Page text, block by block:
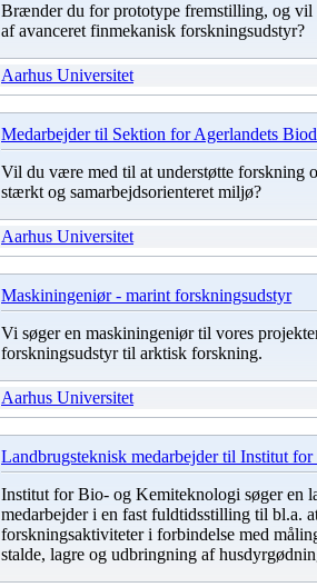
Brænder du for prototype fremstilling, og
af avanceret finmekanisk forskningsudstyr?
Aarhus Universitet
Medarbejder til Sektion for Agerlandets
Vil du være med til at understøtte forskning
stærkt og samarbejdsorienteret miljø?
Aarhus Universitet
Maskiningeniør - marint forskningsudstyr
Vi søger en maskiningeniør til vores
forskningsudstyr til arktisk forskning.
Aarhus Universitet
Landbrugsteknisk medarbejder til Institut
Institut for Bio- og Kemiteknologi søger en
medarbejder i en fast fuldtidsstilling til bl.a.
forskningsaktiviteter i forbindelse med
stalde, lagre og udbringning af